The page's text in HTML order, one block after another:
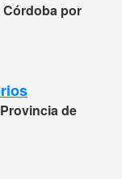
Córdoba por
de